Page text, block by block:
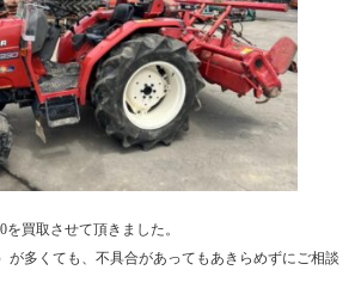
買取させて頂きました。
が多くても、不具合があってもあきらめずにご相談